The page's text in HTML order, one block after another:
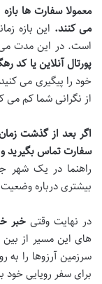
معمولا سفارت ها
می کنند. این بازه
است. در این مدت می
پورتال آنلاین یا کد
خود را پیگیری می
از نگرانی شما کم می
اگر بعد از گذشت
سفارت تماس بگیرید و
راهنما در یک شهر
بیشتری درباره
در نهایت وقتیخبر
های این مسیر از بین
سرزمین آرزوها را به
برای سفر رویایی خود